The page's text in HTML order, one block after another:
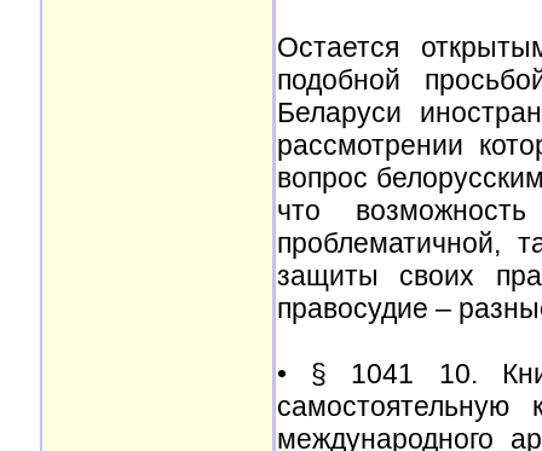
Остается
подобной
Беларуси
рассмотрении
вопрос
что
проблематичной,
защиты своих
правосудие –
• § 1041 10.
международного